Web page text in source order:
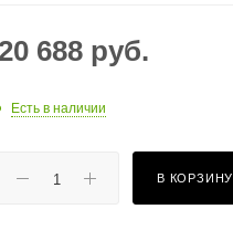
20 688 руб.
Есть в наличии
В КОРЗИНУ